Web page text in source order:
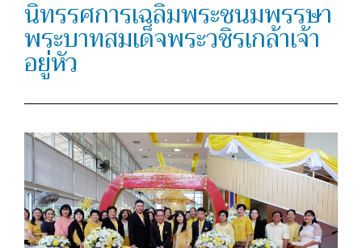
นิทรรศการเฉลิมพระชนมพรรษา
พระบาทสมเด็จพระวชิรเกล้าเจ้า
อยู่หัว